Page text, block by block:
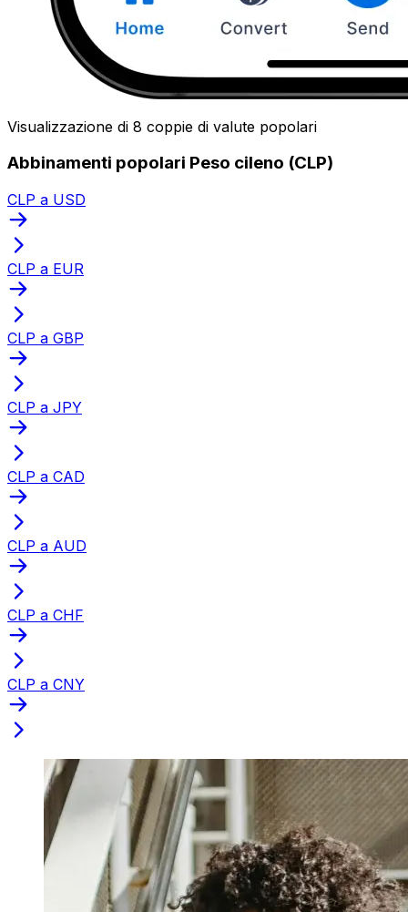
Visualizzazione di 8 coppie di valute popolari
Abbinamenti popolari Peso cileno (CLP)
CLP a USD
CLP a EUR
CLP a GBP
CLP a JPY
CLP a CAD
CLP a AUD
CLP a CHF
CLP a CNY